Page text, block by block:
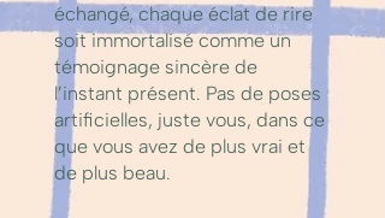
échangé, chaque éclat de rire
soit immortalisé comme un
témoignage sincère de
l’instant présent. Pas de poses
artificielles, juste vous, dans ce
que vous avez de plus vrai et
de plus beau.